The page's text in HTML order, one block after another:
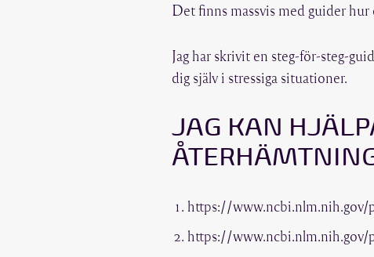
Det finns massvis med guider hur
Jag har skrivit en steg-för-steg-
dig själv i stressiga situationer.
JAG KAN
https://
https://